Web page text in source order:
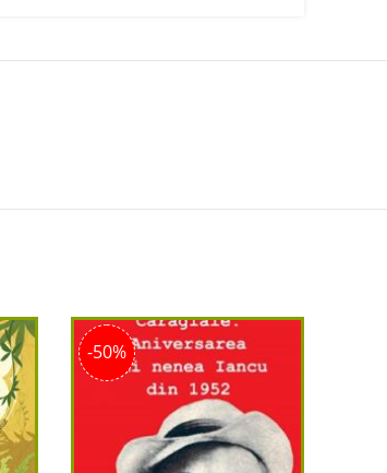
-50%